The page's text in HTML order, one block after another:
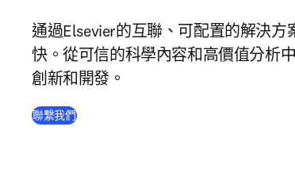
通過Elsevier的互聯、可配置的解決
快。從可信的科學內容和高價值分析
創新和開發。
聯繫我們